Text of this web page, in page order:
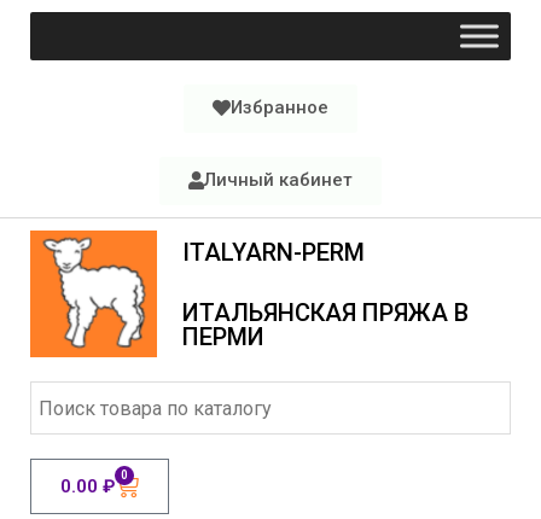
Избранное
Личный кабинет
ITALYARN-PERM
ИТАЛЬЯНСКАЯ ПРЯЖА В
ПЕРМИ
0.00 ₽ 0